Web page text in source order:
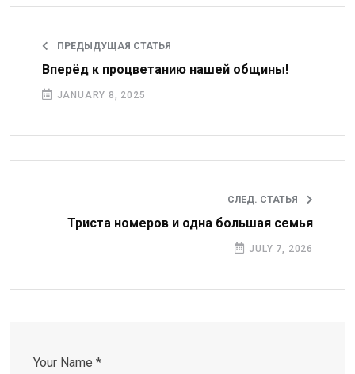
ПРЕДЫДУЩАЯ СТАТЬЯ
Вперёд к процветанию нашей общины!
JANUARY 8, 2025
СЛЕД. СТАТЬЯ
Триста номеров и одна большая семья
JULY 7, 2026
Your Name *